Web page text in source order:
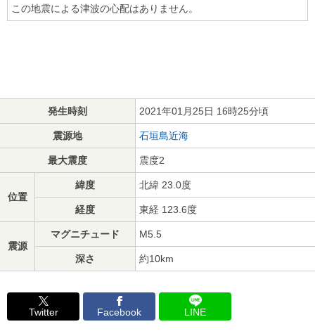
この地震による津波の心配はありません。
発生時刻 2021年01月25日 16時25分頃
震源地 石垣島近海
最大震度 震度2
位置
緯度 北緯 23.0度
経度 東経 123.6度
震源
マグニチュード M5.5
深さ 約10km
Twitter Facebook LINE